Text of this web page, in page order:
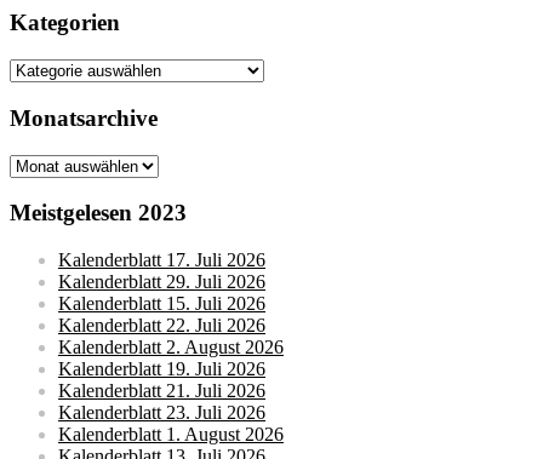
Kategorien
Kategorien
Monatsarchive
Monatsarchive
Meistgelesen 2023
Kalenderblatt 17. Juli 2026
Kalenderblatt 29. Juli 2026
Kalenderblatt 15. Juli 2026
Kalenderblatt 22. Juli 2026
Kalenderblatt 2. August 2026
Kalenderblatt 19. Juli 2026
Kalenderblatt 21. Juli 2026
Kalenderblatt 23. Juli 2026
Kalenderblatt 1. August 2026